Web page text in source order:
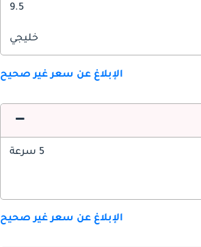
9.5
خليجي
الإبلاغ عن سعر غير صحيح
5 سرعة
الإبلاغ عن سعر غير صحيح